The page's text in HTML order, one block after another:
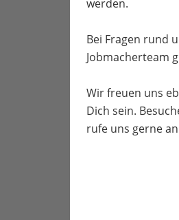
werden.
Bei Fragen rund
Jobmacherteam
Wir freuen uns
Dich sein.
rufe uns gerne